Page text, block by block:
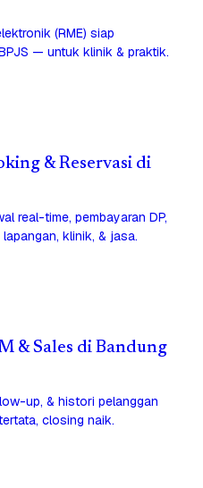
(RME) siap
— untuk klinik & praktik.
& Reservasi di
real-time, pembayaran DP,
klinik, & jasa.
& Sales di Bandung
up, & histori pelanggan
closing naik.